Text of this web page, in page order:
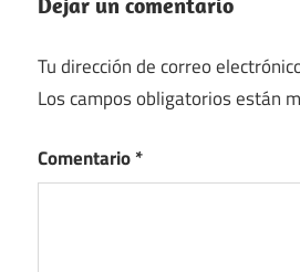
Tu dirección de correo
Los campos obligatorios están
Comentario*